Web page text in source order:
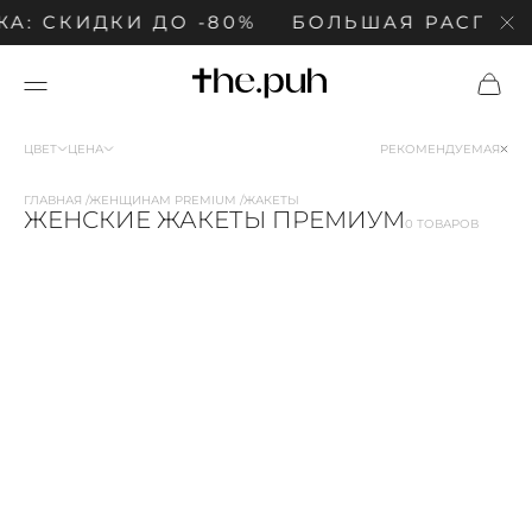
СКИДКИ ДО -80% БОЛЬШАЯ
ЦВЕТ ЦЕНА РЕКОМЕНДУЕМАЯ
ГЛАВНАЯ ЖЕНЩИНАМ PREMIUM ЖАКЕТЫ
ЖЕНСКИЕ ЖАКЕТЫ ПРЕМИУМ0 ТОВАРОВ